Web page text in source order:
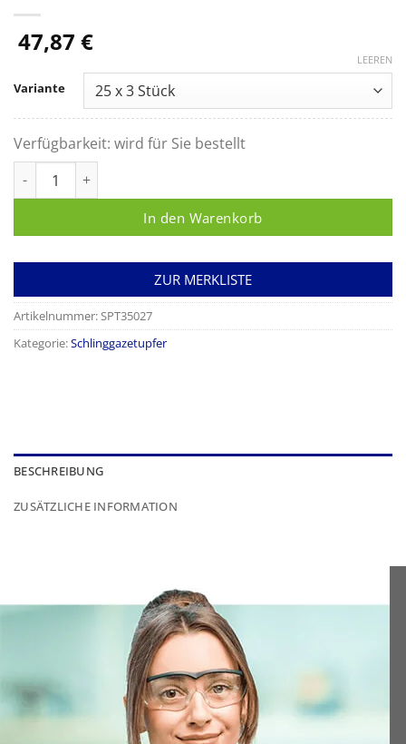
47,87 €
Variante
LEEREN
Verfügbarkeit: wird für Sie bestellt
In den Warenkorb
ZUR MERKLISTE
Artikelnummer:SPT35027
Kategorie:Schlinggazetupfer
BESCHREIBUNG
ZUSÄTZLICHE INFORMATION